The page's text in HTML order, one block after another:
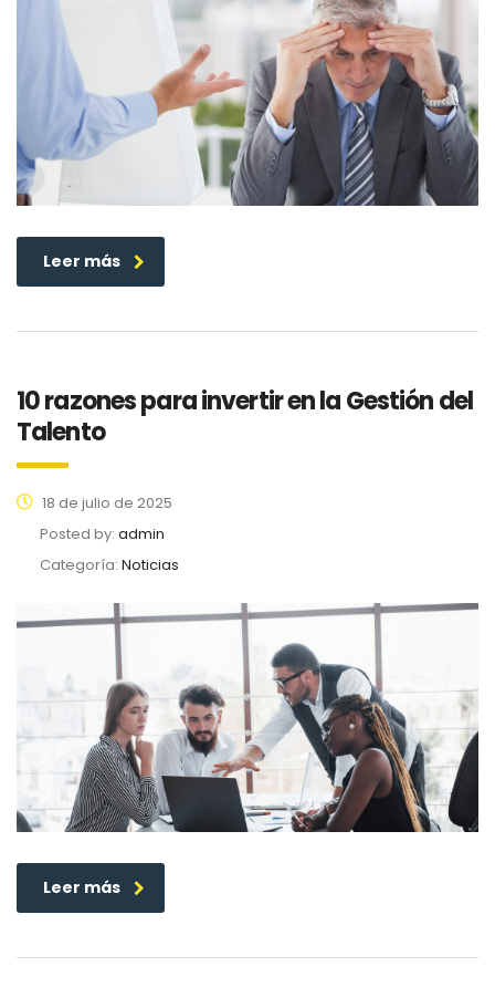
Leer más
10 razones para invertir en la Gestión del
Talento
18 de julio de 2025
Posted by: admin
Categoría: Noticias
Leer más